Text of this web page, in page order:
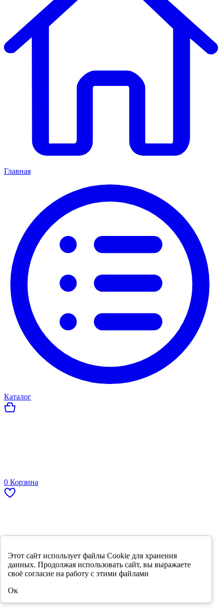
Этот сайт использует файлы Cookie для хранения
данных. Продолжая использовать сайт, вы выражаете
своё согласие на работу с этими файлами
Ок
Главная
Каталог
0 Корзина
Избранное